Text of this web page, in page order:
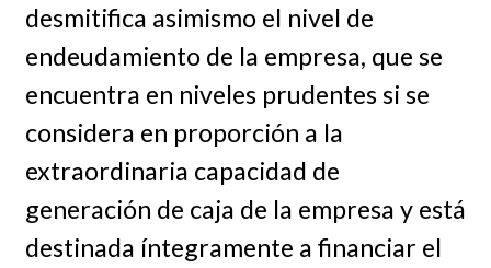
desmitifica asimismo el nivel de
endeudamiento de la empresa, que se
encuentra en niveles prudentes si se
considera en proporción a la
extraordinaria capacidad de
generación de caja de la empresa y está
destinada íntegramente a financiar el